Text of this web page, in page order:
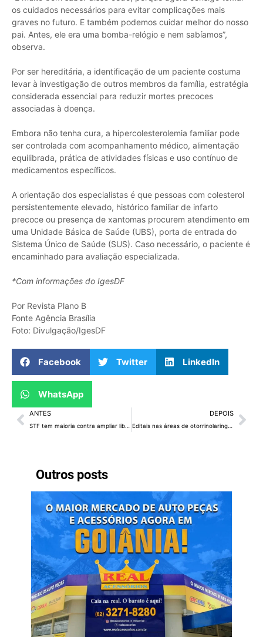
Outros posts
os cuidados necessários para evitar complicações mais
graves no futuro. E também podemos cuidar melhor do nosso
pai. Antes, ele era uma bomba-relógio e nem sabíamos”,
observa.
Por ser hereditária, a identificação de um paciente costuma
levar à investigação de outros membros da família, estratégia
considerada essencial para reduzir mortes precoces
associadas à doença.
Embora não tenha cura, a hipercolesterolemia familiar pode
ser controlada com acompanhamento médico, alimentação
equilibrada, prática de atividades físicas e uso contínuo de
medicamentos específicos.
A orientação dos especialistas é que pessoas com colesterol
persistentemente elevado, histórico familiar de infarto
precoce ou presença de xantomas procurem atendimento em
uma Unidade Básica de Saúde (UBS), porta de entrada do
Sistema Único de Saúde (SUS). Caso necessário, o paciente é
encaminhado para avaliação especializada.
*Com informações do IgesDF
Por Revista Plano B
Fonte Agência Brasília
Foto: Divulgação/IgesDF
Facebook Twitter LinkedIn
WhatsApp
ANTES DEPOIS
Editais nas áreas de otorrinolaringologia e de nefrologia garantem assistência a pacientes crônicos do DF